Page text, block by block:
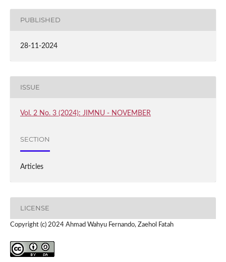
PUBLISHED
28-11-2024
ISSUE
Vol. 2 No. 3 (2024): JIMNU - NOVEMBER
SECTION
Articles
LICENSE
Copyright (c) 2024 Ahmad Wahyu Fernando, Zaehol Fatah